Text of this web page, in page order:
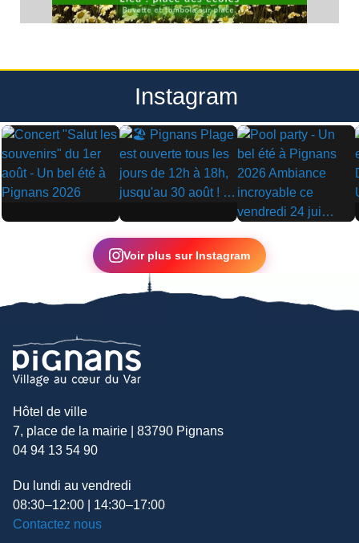
Instagram
▶ ▶
▶
Voir plus sur Instagram
Hôtel de ville
7, place de la mairie | 83790 Pignans
04 94 13 54 90
Du lundi au vendredi
08:30–12:00 | 14:30–17:00
Contactez nous